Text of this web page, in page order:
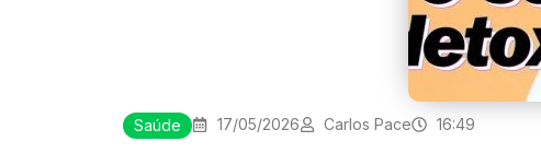
Saúde 17/05/2026 Carlos Pace 16:49